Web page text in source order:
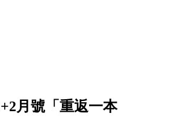
月號「重返一本